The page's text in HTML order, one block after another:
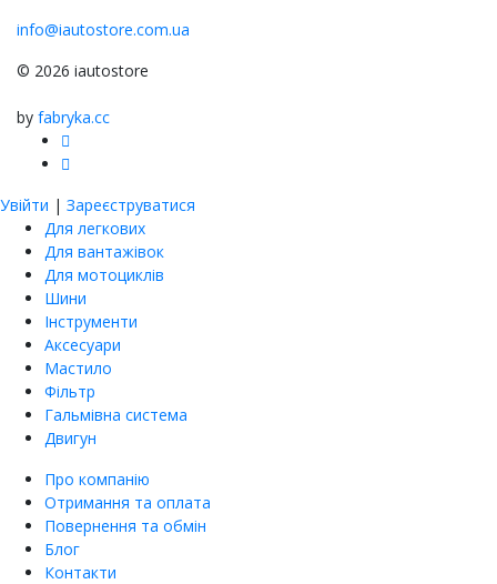
info@iautostore.com.ua
© 2026 iautostore
by fabryka.cc
Увійти | Зареєструватися
Для легкових
Для вантажівок
Для мотоциклів
Шини
Інструменти
Аксесуари
Мастило
Фільтр
Гальмівна система
Двигун
Про компанію
Отримання та оплата
Повернення та обмін
Блог
Контакти